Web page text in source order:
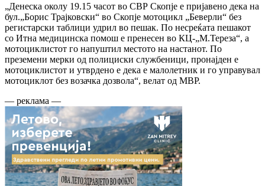
„Денеска околу 19.15 часот во СВР Скопје е пријавено дека на
бул.„Борис Трајковски“ во Скопје мотоцикл „Беверли“ без
регистарски таблици удрил во пешак. По несреќата пешакот
со Итна медицинска помош е пренесен во КЦ-„М.Тереза“, а
мотоциклистот го напуштил местото на настанот. По
преземени мерки од полициски службеници, пронајден е
мотоциклистот и утврдено е дека е малолетник и го управувал
мотоциклот без возачка дозвола“, велат од МВР.
— реклама —